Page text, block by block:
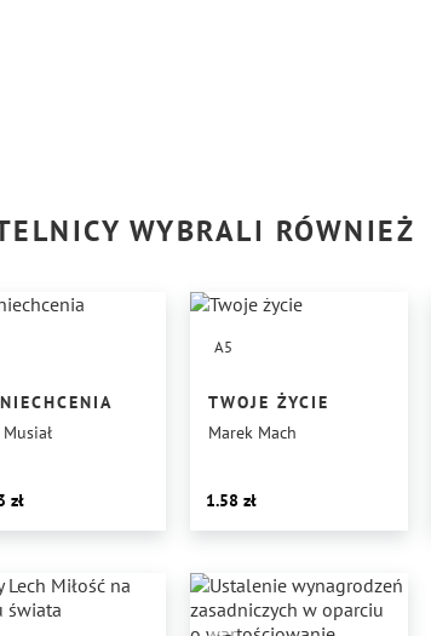
WYBRALI RÓWNIEŻ
A5
TWOJE ŻYCIE
Marek Mach
1.58